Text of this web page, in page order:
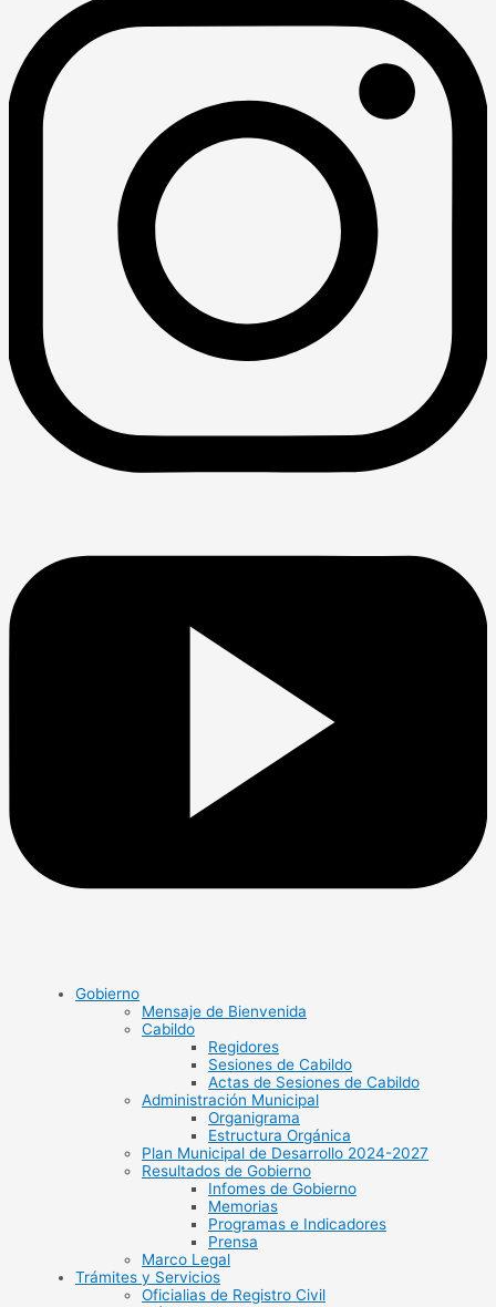
Gobierno
Mensaje de Bienvenida
Cabildo
Regidores
Sesiones de Cabildo
Actas de Sesiones de Cabildo
Administración Municipal
Organigrama
Estructura Orgánica
Plan Municipal de Desarrollo 2024-2027
Resultados de Gobierno
Infomes de Gobierno
Memorias
Programas e Indicadores
Prensa
Marco Legal
Trámites y Servicios
Oficialias de Registro Civil